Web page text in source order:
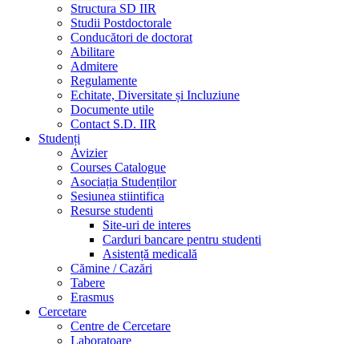
Structura SD IIR
Studii Postdoctorale
Conducători de doctorat
Abilitare
Admitere
Regulamente
Echitate, Diversitate și Incluziune
Documente utile
Contact S.D. IIR
Studenți
Avizier
Courses Catalogue
Asociația Studenților
Sesiunea stiintifica
Resurse studenti
Site-uri de interes
Carduri bancare pentru studenti
Asistență medicală
Cămine / Cazări
Tabere
Erasmus
Cercetare
Centre de Cercetare
Laboratoare